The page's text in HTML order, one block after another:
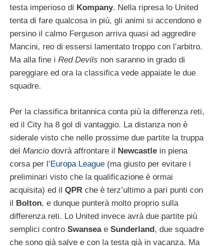
testa imperioso di Kompany. Nella ripresa lo United
tenta di fare qualcosa in più, gli animi si accendono e
persino il calmo Ferguson arriva quasi ad aggredire
Mancini, reo di essersi lamentato troppo con l’arbitro.
Ma alla fine i Red Devils non saranno in grado di
pareggiare ed ora la classifica vede appaiate le due
squadre.
Per la classifica britannica conta più la differenza reti,
ed il City ha 8 gol di vantaggio. La distanza non è
siderale visto che nelle prossime due partite la truppa
del Mancio dovrà affrontare il Newcastle in piena
corsa per l’Europa League (ma giusto per evitare i
preliminari visto che la qualificazione è ormai
acquisita) ed il QPR che è terz’ultimo a pari punti con
il Bolton, e dunque punterà molto proprio sulla
differenza reti. Lo United invece avrà due partite più
semplici contro Swanseae Sunderland, due squadre
che sono già salve e con la testa già in vacanza. Ma